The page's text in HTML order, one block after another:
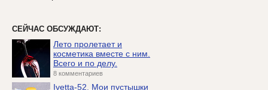
СЕЙЧАС ОБСУЖДАЮТ:
Лето пролетает и
косметика вместе с ним.
Всего и по делу.
8 комментариев
Ivetta-52. Мои пустышки